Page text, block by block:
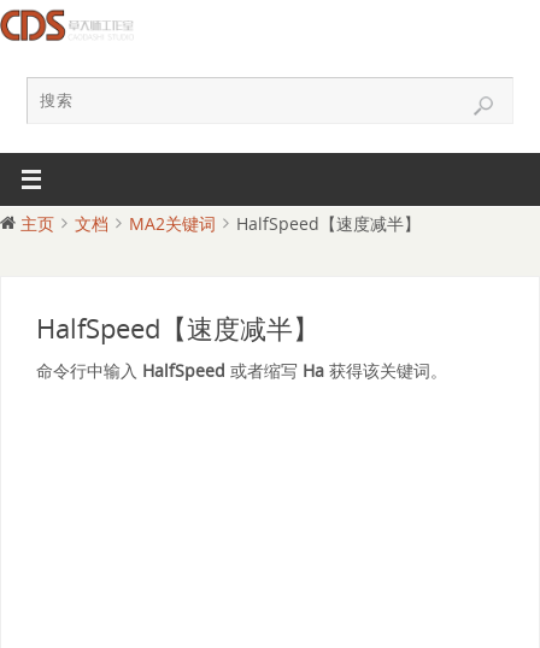
主页 文档 MA2关键词 HalfSpeed【速度减半】
HalfSpeed【速度减半】
命令行中输入 HalfSpeed 或者缩写 Ha 获得该关键词。